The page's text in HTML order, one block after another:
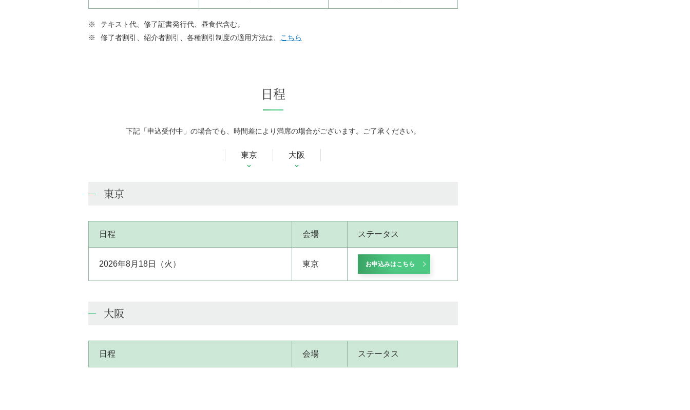
※
テキスト代、修了証書発行代、昼食代含む。
※
修了者割引、紹介者割引、各種割引制度の適用方法は、 こちら
日程
下記「申込受付中」の場合でも、時間差により満席の場合がございます。ご了承ください。
東京 大阪
東京
日程 会場 ステータス
2026年8月18日（火） 東京 お申込みはこちら
大阪
日程 会場 ステータス